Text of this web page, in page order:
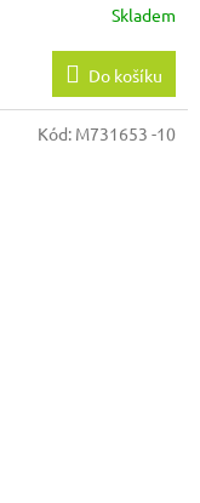
Skladem
Do košíku
Kód: M731653 -10